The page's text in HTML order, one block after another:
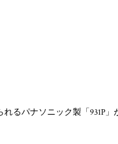
るパナソニック製「931P